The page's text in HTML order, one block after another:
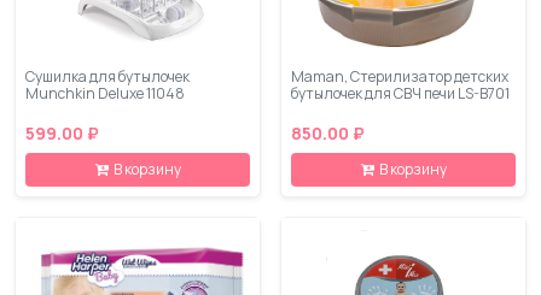
Сушилка для бутылочек
Munchkin Deluxe 11048
599.00 ₽
В корзину
Maman, Стерилизатор детских
бутылочек для СВЧ печи LS-B701
850.00 ₽
В корзину